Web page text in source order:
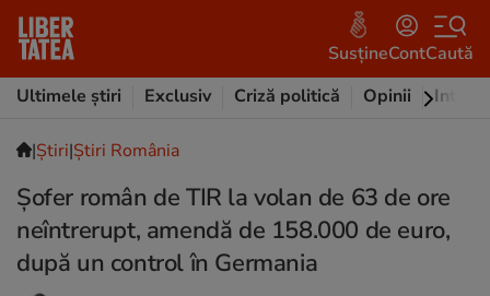
SusțineContCaută
Ultimele știri
Exclusiv Criză politică Opinii
|Ştiri|Știri România
Șofer român de TIR la volan de 63 de ore
neîntrerupt, amendă de 158.000 de euro,
după un control în Germania